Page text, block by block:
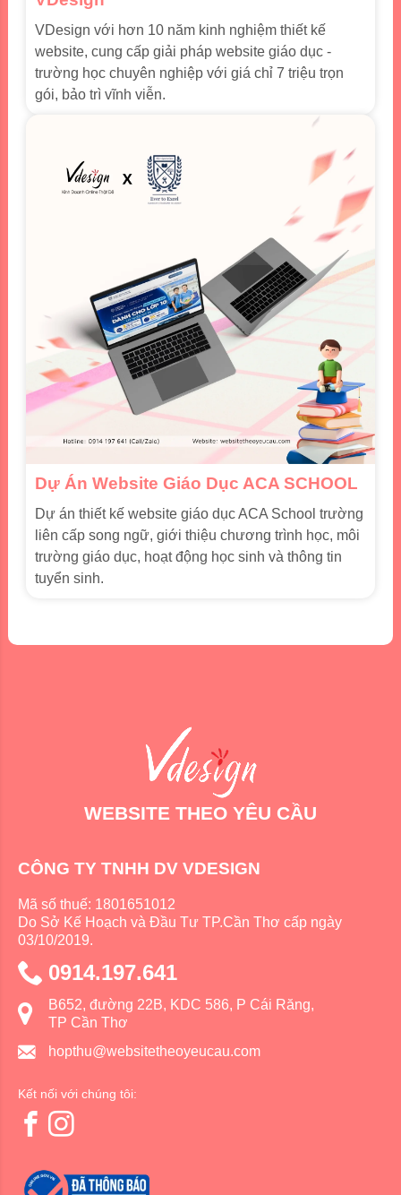
VDesign với hơn 10 năm kinh nghiệm thiết kế
website, cung cấp giải pháp website giáo dục -
trường học chuyên nghiệp với giá chỉ 7 triệu trọn
gói, bảo trì vĩnh viễn.
Dự Án Website Giáo Dục ACA SCHOOL
Dự án thiết kế website giáo dục ACA School trường
liên cấp song ngữ, giới thiệu chương trình học, môi
trường giáo dục, hoạt động học sinh và thông tin
tuyển sinh.
WEBSITE THEO YÊU CẦU
CÔNG TY TNHH DV VDESIGN
Mã số thuế: 1801651012
Do Sở Kế Hoạch và Đầu Tư TP.Cần Thơ cấp ngày
03/10/2019.
0914.197.641
B652, đường 22B, KDC 586, P Cái Răng,
TP Cần Thơ
hopthu@websitetheoyeucau.com
Kết nối với chúng tôi: